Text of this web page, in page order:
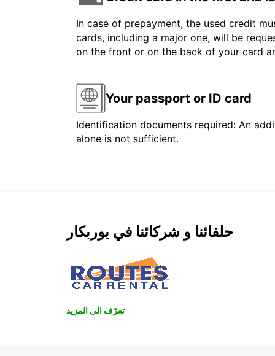
In case of prepayment, the used credit
cards, including a major one, will be
on the front or on the back of your card
Your passport or ID card
Identification documents required: An
alone is not sufficient.
حلفائنا و شركائنا في يوربكار
تعرّف الى المزيد